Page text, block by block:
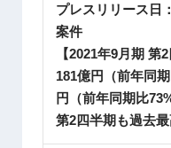
プレスリリース日：
案件
【2021年9月期
181億円（前年同
円（前年同期比
第2四半期も過去最